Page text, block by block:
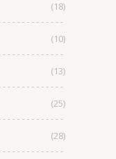
(18)
(10)
(13)
(25)
(28)